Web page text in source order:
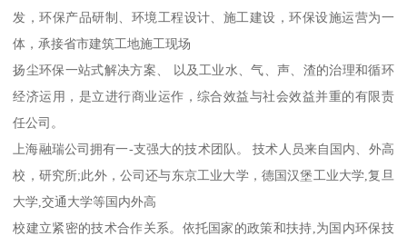
发，环保产品研制、环境工程设计、施工建设，环保设施运营为一
体，承接省市建筑工地施工现场
扬尘环保一站式解决方案、 以及工业水、气、声、渣的治理和循环
经济运用，是立进行商业运作，综合效益与社会效益并重的有限责
任公司。
上海融瑞公司拥有一-支强大的技术团队。 技术人员来自国内、外高
校，研究所;此外，公司还与东京工业大学，德国汉堡工业大学,复旦
大学,交通大学等国内外高
校建立紧密的技术合作关系。依托国家的政策和扶持,为国内环保技